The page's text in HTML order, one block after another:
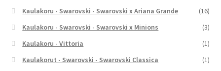
Kaulakoru - Swarovski - Swarovski x Ariana Grande
(16)
Kaulakoru - Swarovski - Swarovski x Minions
(3)
Kaulakoru - Vittoria
(1)
Kaulakorut - Swarovski - Swarovski Classica
(1)